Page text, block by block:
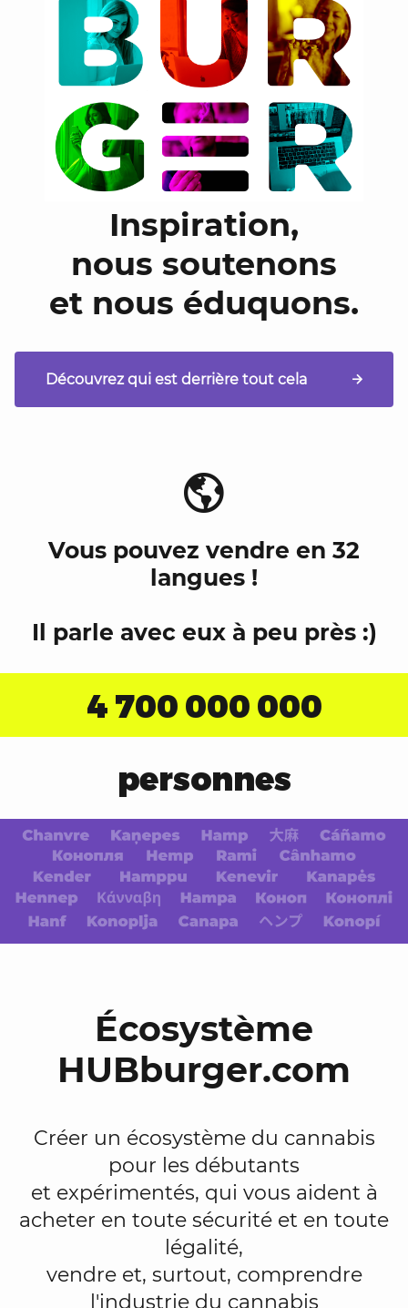
Inspiration,
nous soutenons
et nous éduquons.
Découvrez qui est derrière tout cela
Vous pouvez vendre en 32
langues !
Il parle avec eux à peu près :)
4 700 000 000
personnes
Écosystème
HUBburger.com
Créer un écosystème du cannabis
pour les débutants
et expérimentés, qui vous aident à
acheter en toute sécurité et en toute
légalité,
vendre et, surtout, comprendre
l'industrie du cannabis